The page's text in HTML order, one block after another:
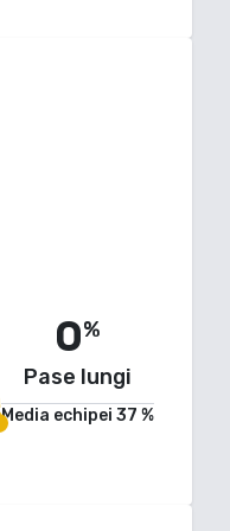
0%
Pase lungi
Media echipei 37 %